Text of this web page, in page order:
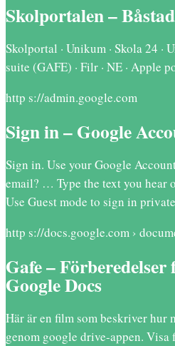
Skolportalen –
Skolportal · Unikum · Skola 24 ·
suite (GAFE) · Filr · NE · Apple
http s://admin.google.com
Sign in – Google
Sign in. Use your Google
email? … Type the text you hear
Use Guest mode to sign in
http s://docs.google.com ›
Gafe –
Google Docs
Här är en film som beskriver hur
genom google drive-appen.